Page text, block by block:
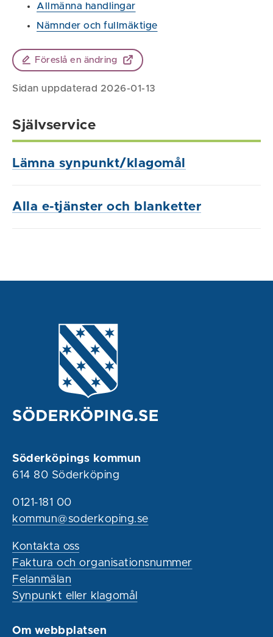
Allmänna handlingar
Nämnder och fullmäktige
Föreslå en ändring
Sidan uppdaterad 2026-01-13
Självservice
Lämna synpunkt/klagomål
Alla e-tjänster och blanketter
Söderköpings kommun
614 80 Söderköping
0121-181 00
kommun@soderkoping.se
Kontakta oss
Faktura och organisationsnummer
Felanmälan
Synpunkt eller klagomål
Om webbplatsen